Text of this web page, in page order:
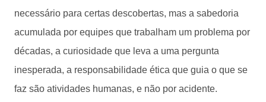
necessário para certas descobertas, mas a sabedoria
acumulada por equipes que trabalham um problema por
décadas, a curiosidade que leva a uma pergunta
inesperada, a responsabilidade ética que guia o que se
faz são atividades humanas, e não por acidente.